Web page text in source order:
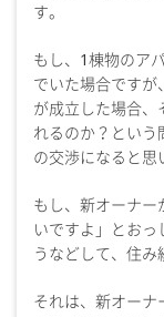
す。
もし、1棟物のア
でいた場合ですが
が成立した場合、
れるのか？という
の交渉になると思
もし、新オーナー
いですよ」とお
うなどして、住み
それは、新オーナ